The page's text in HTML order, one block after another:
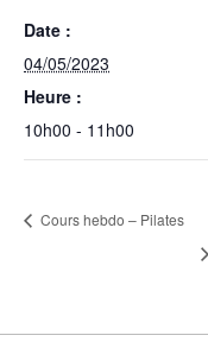
Date :
04/05/2023
Heure :
10h00 - 11h00
Cours hebdo – Pilates